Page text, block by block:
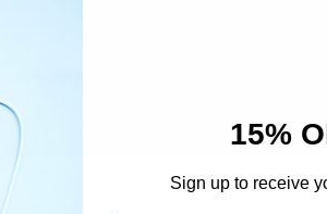
15%
Sign up to receive